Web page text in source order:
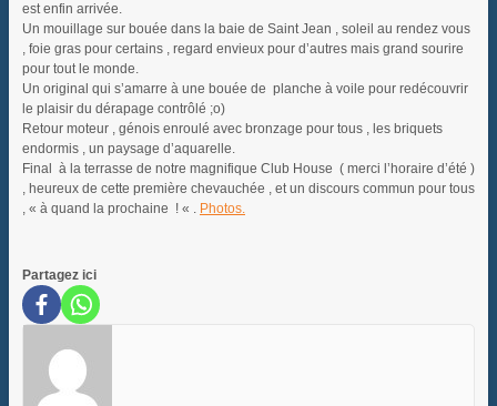
est enfin arrivée.
Un mouillage sur bouée dans la baie de Saint Jean , soleil au rendez vous
, foie gras pour certains , regard envieux pour d’autres mais grand sourire
pour tout le monde.
Un original qui s’amarre à une bouée de planche à voile pour redécouvrir
le plaisir du dérapage contrôlé ;o)
Retour moteur , génois enroulé avec bronzage pour tous , les briquets
endormis , un paysage d’aquarelle.
Final à la terrasse de notre magnifique Club House ( merci l’horaire d’été )
, heureux de cette première chevauchée , et un discours commun pour tous
, « à quand la prochaine ! « . Photos.
Partagez ici